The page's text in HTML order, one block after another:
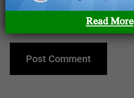
Save my name, email, and
for the next time I comment.
Read More